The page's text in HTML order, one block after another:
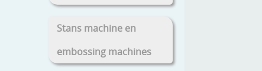
Stans machine en
embossing machines